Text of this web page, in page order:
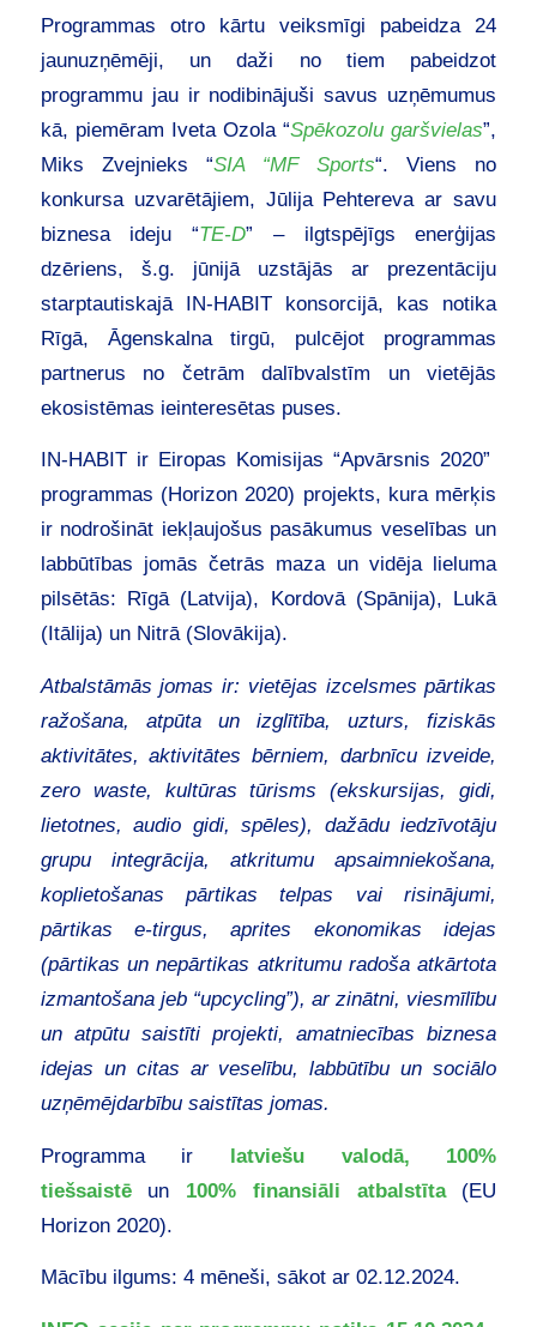
Programmas otro kārtu veiksmīgi pabeidza 24
jaunuzņēmēji, un daži no tiem pabeidzot
programmu jau ir nodibinājuši savus uzņēmumus
kā, piemēram Iveta Ozola “Spēkozolu garšvielas”,
Miks Zvejnieks “SIA “MF Sports“. Viens no
konkursa uzvarētājiem, Jūlija Pehtereva ar savu
biznesa ideju “TE-D” – ilgtspējīgs enerģijas
dzēriens, š.g. jūnijā uzstājās ar prezentāciju
starptautiskajā IN-HABIT konsorcijā, kas notika
Rīgā, Āgenskalna tirgū, pulcējot programmas
partnerus no četrām dalībvalstīm un vietējās
ekosistēmas ieinteresētas puses.
IN-HABIT ir Eiropas Komisijas “Apvārsnis 2020”
programmas (Horizon 2020) projekts, kura mērķis
ir nodrošināt iekļaujošus pasākumus veselības un
labbūtības jomās četrās maza un vidēja lieluma
pilsētās: Rīgā (Latvija), Kordovā (Spānija), Lukā
(Itālija) un Nitrā (Slovākija).
Atbalstāmās jomas ir: vietējas izcelsmes pārtikas
ražošana, atpūta un izglītība, uzturs, fiziskās
aktivitātes, aktivitātes bērniem, darbnīcu izveide,
zero waste, kultūras tūrisms (ekskursijas, gidi,
lietotnes, audio gidi, spēles), dažādu iedzīvotāju
grupu integrācija, atkritumu apsaimniekošana,
koplietošanas pārtikas telpas vai risinājumi,
pārtikas e-tirgus, aprites ekonomikas idejas
(pārtikas un nepārtikas atkritumu radoša atkārtota
izmantošana jeb “upcycling”), ar zinātni, viesmīlību
un atpūtu saistīti projekti, amatniecības biznesa
idejas un citas ar veselību, labbūtību un sociālo
uzņēmējdarbību saistītas jomas.
Programma ir latviešu valodā, 100%
tiešsaistē un 100% finansiāli atbalstīta(EU
Horizon 2020).
Mācību ilgums: 4 mēneši, sākot ar 02.12.2024.